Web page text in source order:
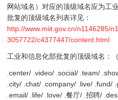
网站域名）对应的顶级域名应为工
批复的顶级域名列表详见：
http://www.miit.gov.cn/n1146285/
3057722/c4377447/content.html
工业和信息化部批复的顶级域名：
.center/ .video/ .social/ .team/
.city/ .chat/ .company/ .live/ .fund/
.email/ .life/ .love/ .餐厅/ .招聘/